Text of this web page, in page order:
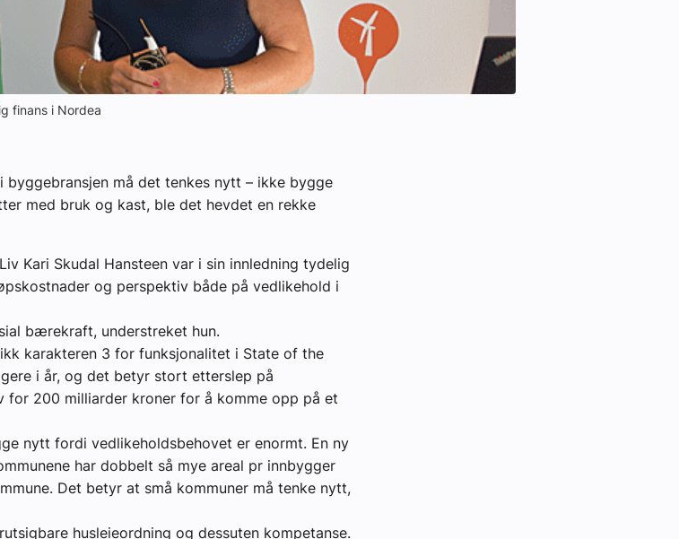
finans i Nordea
byggebransjen må det tenkes nytt – ikke bygge
med bruk og kast, ble det hevdet en rekke
Kari Skudal Hansteen var i sin innledning tydelig
og perspektiv både på vedlikehold i
bærekraft, understreket hun.
karakteren 3 for funksjonalitet i State of the
i år, og det betyr stort etterslep på
for 200 milliarder kroner for å komme opp på et
nytt fordi vedlikeholdsbehovet er enormt. En ny
har dobbelt så mye areal pr innbygger
Det betyr at små kommuner må tenke nytt,
husleieordning og dessuten kompetanse.